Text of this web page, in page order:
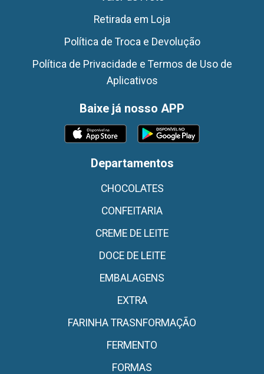
Retirada em Loja
Política de Troca e Devolução
Política de Privacidade e Termos de Uso de
Aplicativos
Baixe já nosso APP
Departamentos
CHOCOLATES
CONFEITARIA
CREME DE LEITE
DOCE DE LEITE
EMBALAGENS
EXTRA
FARINHA TRASNFORMAÇÃO
FERMENTO
FORMAS